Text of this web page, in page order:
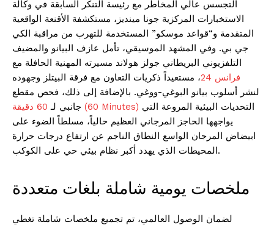
التجسس عالي المخاطر مع رئيسة التنكر السابقة في وكالة
الاستخبارات المركزية جونا مينديز، مستكشفة الأقنعة الواقعية
المتقدمة و“قواعد موسكو” المستخدمة للتهرب من مراقبة الكي
جي بي. وفي المشهد الموسيقي، تأمل عازف البيانو والمضيف
التلفزيوني البريطاني جولز هولاند مسيرته المهنية الحافلة مع
فرانس 24
، مستعيداً ذكريات التعاون مع فرقة البيتلز وجهوده
لنشر أسلوب بيانو البوغي-ووغي. بالإضافة إلى ذلك، فحص مقطع
جانبي لـ
60 دقيقة (60 Minutes)
يواجهها الحاجز المرجاني العظيم حالياً، مسلطاً الضوء على
ابيضاض المرجان الواسع النطاق الناجم عن ارتفاع درجات حرارة
المحيطات الذي يهدد أكبر نظام بيئي حي على الكوكب.
ملخصات يومية شاملة بلغات متعددة
لضمان الوصول العالمي، تم تجميع ملخصات شاملة تغطي